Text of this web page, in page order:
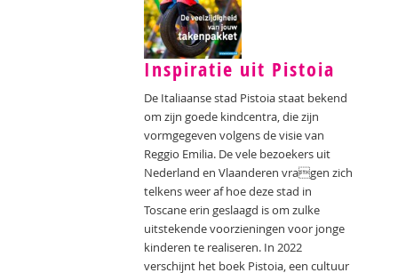
Inspiratie uit Pistoia
De Italiaanse stad Pistoia staat bekend
om zijn goede kindcentra, die zijn
vormgegeven volgens de visie van
Reggio Emilia. De vele bezoekers uit
Nederland en Vlaanderen vragen zich
telkens weer af hoe deze stad in
Toscane erin geslaagd is om zulke
uitstekende voorzieningen voor jonge
kinderen te realiseren. In 2022
verschijnt het boek Pistoia, een cultuur